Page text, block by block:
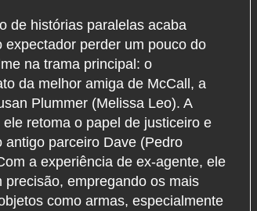
de histórias paralelas acaba
expectador perder um pouco do
na trama principal: o
da melhor amiga de McCall, a
Plummer (Melissa Leo). A
retoma o papel de justiceiro e
antigo parceiro Dave (Pedro
a experiência de ex-agente, ele
precisão, empregando os mais
como armas, especialmente